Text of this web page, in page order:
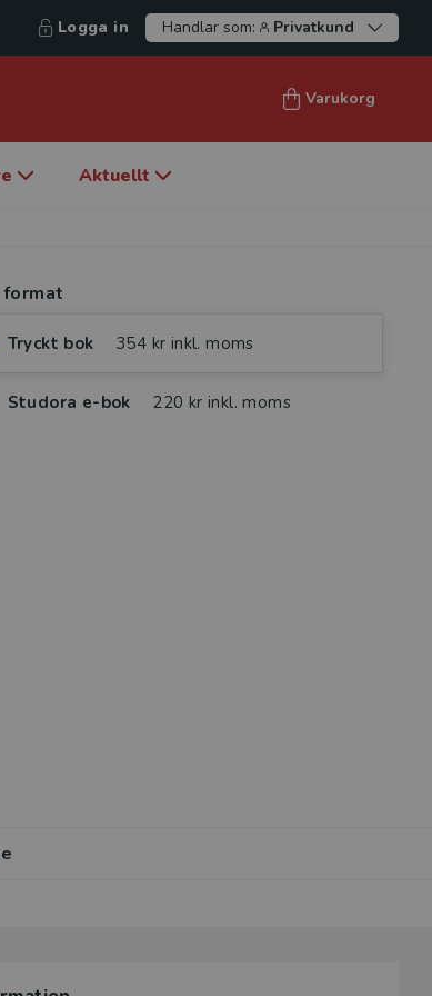
Logga in Handlar som: Privatkund
Varukorg
Aktuellt
Tryckt bok 354 kr inkl. moms
Studora e-bok 220 kr inkl. moms